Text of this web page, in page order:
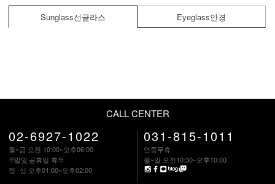
Sunglass선글라스 Eyeglass안경
CALL CENTER
02-6927-1022
월~금 오전 10:00~오후06:00
주말및 공휴일 휴무
점 심 오후01:00~오후02:00
031-815-1011
연중무휴
월~일 오전10:30~오후10:00